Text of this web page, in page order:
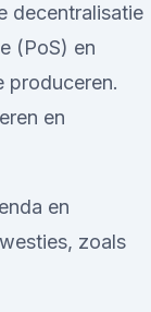
decentralisatie
(PoS) en
produceren.
en
en
zoals